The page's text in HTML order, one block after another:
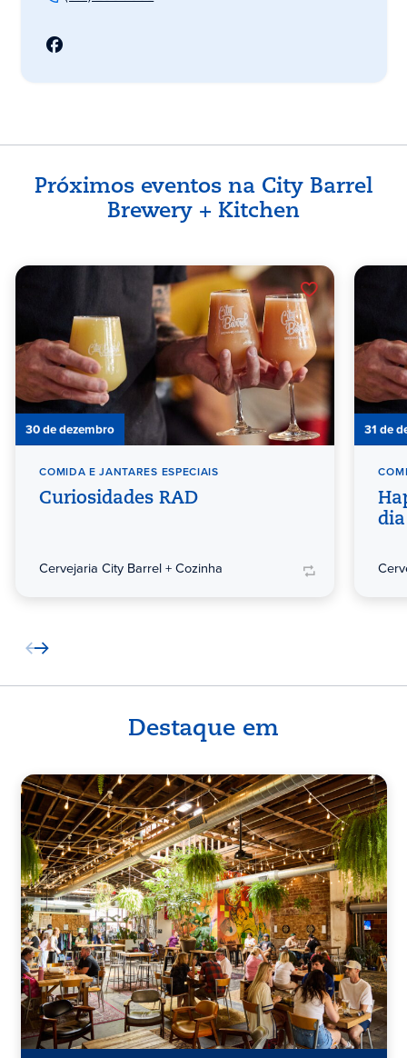
Próximos eventos na City Barrel
Brewery + Kitchen
30 de dezembro
COMIDA E JANTARES ESPECIAIS
Curiosidades RAD
Cervejaria City Barrel + Cozinha
31 de
dia
Destaque em